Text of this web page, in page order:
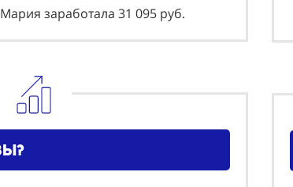
заработала 31 095 руб.